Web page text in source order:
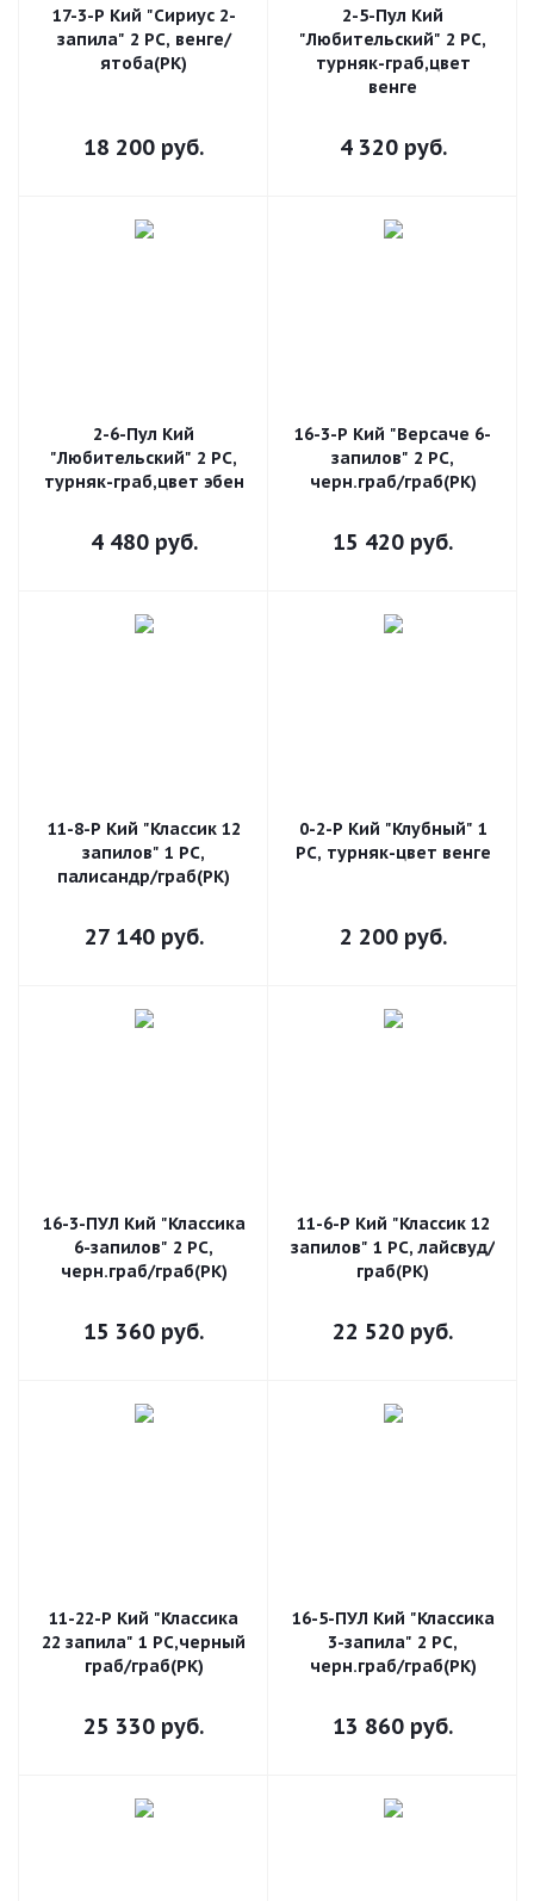
17-3-Р Кий "Сириус 2-
запила" 2 РС, венге/
ятоба(РК)
18 200 руб.
2-5-Пул Кий
"Любительский" 2 РС,
турняк-граб,цвет
венге
4 320руб.
2-6-Пул Кий
"Любительский" 2 РС,
турняк-граб,цвет эбен
4 480руб.
16-3-Р Кий "Версаче 6-
запилов" 2 РС,
черн.граб/граб(РК)
15 420 руб.
11-8-Р Кий "Классик 12
запилов" 1 РС,
палисандр/граб(РК)
27 140руб.
0-2-Р Кий "Клубный" 1
РС, турняк-цвет венге
2 200руб.
16-3-ПУЛ Кий "Классика
6-запилов" 2 РС,
черн.граб/граб(РК)
15 360 руб.
11-6-Р Кий "Классик 12
запилов" 1 РС, лайсвуд/
граб(РК)
22 520 руб.
11-22-Р Кий "Классика
22 запила" 1 РС,черный
граб/граб(РК)
25 330 руб.
16-5-ПУЛ Кий "Классика
3-запила" 2 РС,
черн.граб/граб(РК)
13 860 руб.